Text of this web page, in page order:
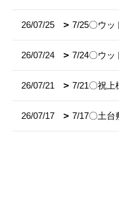
26/07/25 7/25〇ウッ
26/07/24 7/24〇ウッ
26/07/21 7/21〇祝上
26/07/17 7/17〇土台